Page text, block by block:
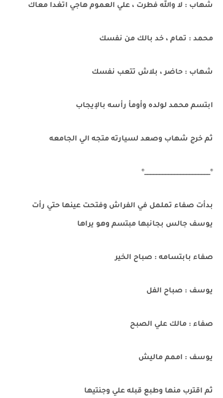
شهاب : لا والله فطرت ، علي العموم هاجي اتغدا معاك
محمد : تمام ، خد بالك من نفسك
شهاب : حاضر ، بلاش تتعب نفسك
ابتسم محمد لولده وأومأ رأسه بالإيجاب
ثم خرج شهاب وصعد لسيارته متجه الي الجامعه
®______________________®
بدأت صفاء تململ في الفراش وفتحت عينها حتي رأت
يوسف جالس بجانبها مبتسم وهو يراها
صفاء بابتسامه : صباح الخير
يوسف : صباح الفل
صفاء : مالك علي الصبح
يوسف : اممم ماليش
ثم اقترب منها وطبع قبله علي وجنتيها